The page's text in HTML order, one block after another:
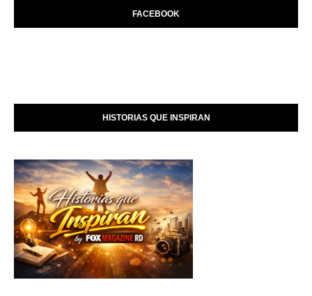
FACEBOOK
HISTORIAS QUE INSPIRAN